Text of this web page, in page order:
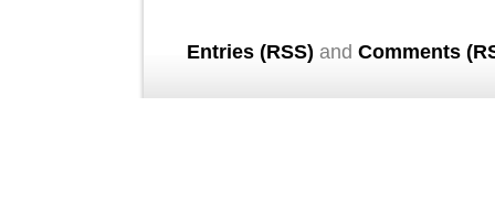
Entries (RSS) and Comments